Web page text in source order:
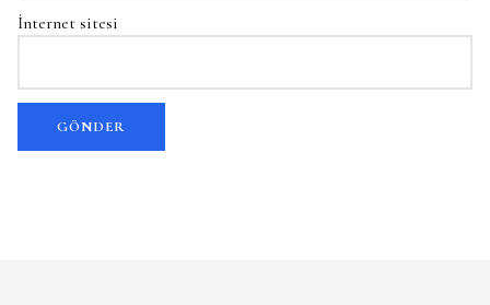
İnternet sitesi